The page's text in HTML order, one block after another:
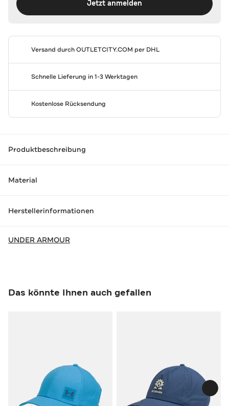
Jetzt anmelden
Versand durchOUTLETCITY.COM per DHL
Schnelle Lieferung in 1-3 Werktagen
Kostenlose Rücksendung
Produktbeschreibung
Material
Herstellerinformationen
UNDER ARMOUR
Das könnte Ihnen auch gefallen